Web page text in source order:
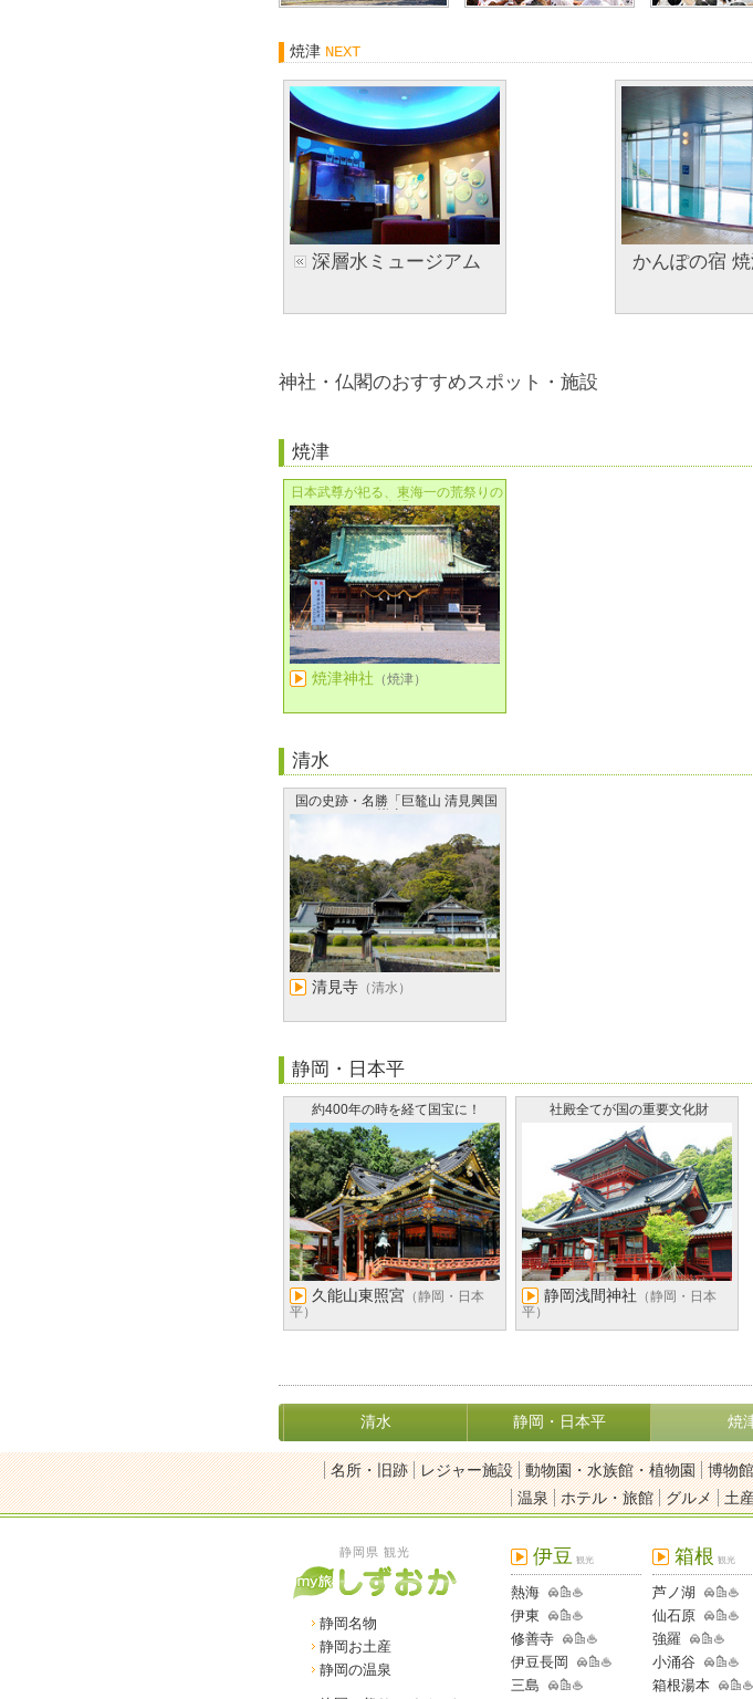
焼津 NEXT
かんぽの宿
深層水ミュージアム
神社・仏閣のおすすめスポット・施設
焼津
日本武尊が祀る、東海一の荒祭りの
会場
焼津神社 （焼津）
清水
国の史跡・名勝「巨鼇山 清見興国
清見寺 （清水）
静岡・日本平
約400年の時を経て国宝に！
久能山東照宮 （静岡・日本
平）
社殿全てが国の重要文化財
静岡浅間神社 （静岡・日本
平）
清水 静岡・日本平 焼
名所・旧跡 レジャー施設 動物園・水族館・植物園 博物
温泉
ホテル・旅館 グルメ 土
静岡県 観光
静岡名物
静岡お土産
静岡の温泉
伊豆 観光
熱海
伊東
修善寺
伊豆長岡
三島
箱根 観光
芦ノ湖
仙石原
強羅
小涌谷
箱根湯本